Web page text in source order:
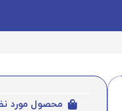
محصول مورد